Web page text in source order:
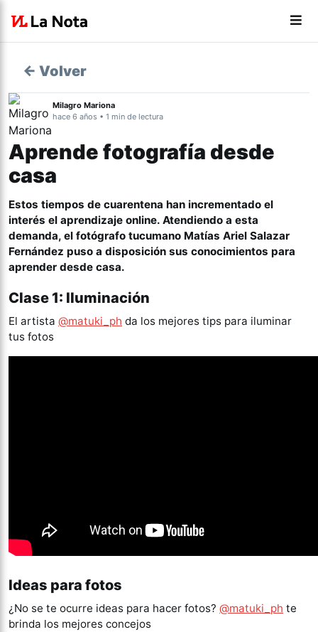
← Volver
Milagro Mariona
hace 6 años • 1 min de lectura
Aprende fotografía desde
casa
Estos tiempos de cuarentena han incrementado el
interés el aprendizaje online. Atendiendo a esta
demanda, el fotógrafo tucumano Matías Ariel Salazar
Fernández puso a disposición sus conocimientos para
aprender desde casa.
Clase 1: Iluminación
El artista @matuki_ph da los mejores tips para iluminar
tus fotos
Ideas para fotos
¿No se te ocurre ideas para hacer fotos? @matuki_ph te
brinda los mejores concejos